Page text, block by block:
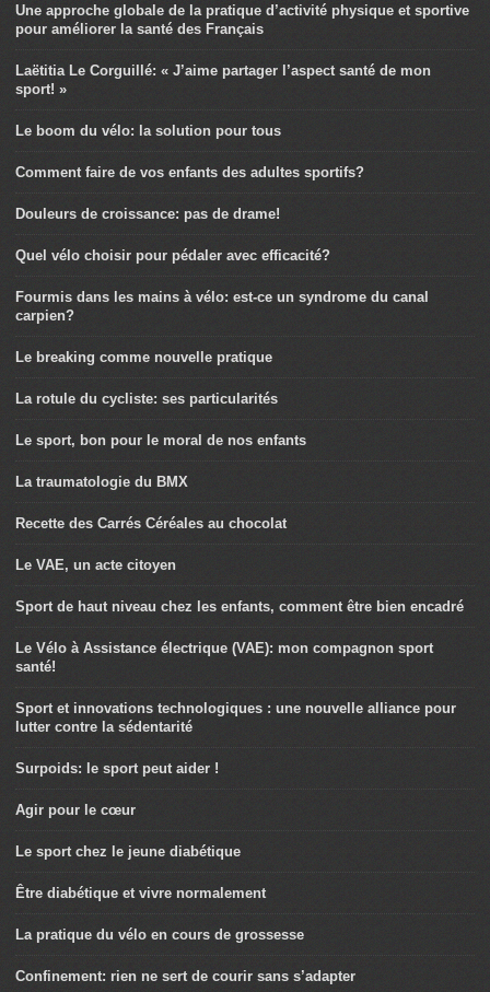
Une approche globale de la pratique d’activité physique et sportive
pour améliorer la santé des Français
Laëtitia Le Corguillé: « J’aime partager l’aspect santé de mon
sport! »
Le boom du vélo: la solution pour tous
Comment faire de vos enfants des adultes sportifs?
Douleurs de croissance: pas de drame!
Quel vélo choisir pour pédaler avec efficacité?
Fourmis dans les mains à vélo: est-ce un syndrome du canal
carpien?
Le breaking comme nouvelle pratique
La rotule du cycliste: ses particularités
Le sport, bon pour le moral de nos enfants
La traumatologie du BMX
Recette des Carrés Céréales au chocolat
Le VAE, un acte citoyen
Sport de haut niveau chez les enfants, comment être bien encadré
Le Vélo à Assistance électrique (VAE): mon compagnon sport
santé!
Sport et innovations technologiques : une nouvelle alliance pour
lutter contre la sédentarité
Surpoids: le sport peut aider !
Agir pour le cœur
Le sport chez le jeune diabétique
Être diabétique et vivre normalement
La pratique du vélo en cours de grossesse
Confinement: rien ne sert de courir sans s’adapter